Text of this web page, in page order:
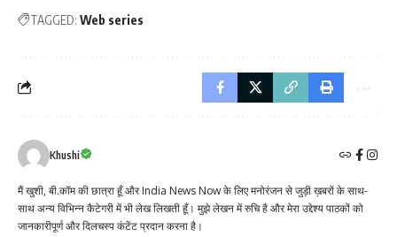
TAGGED: Web series
Khushi
मैं खुशी, बी.कॉम की छात्रा हूँ और India News Now के लिए मनोरंजन से जुड़ी ख़बरों के साथ-
साथ अन्य विभिन्न कैटेगरी में भी लेख लिखती हूँ। मुझे लेखन में रुचि है और मेरा उद्देश्य पाठकों को
जानकारीपूर्ण और दिलचस्प कंटेंट प्रदान करना है।